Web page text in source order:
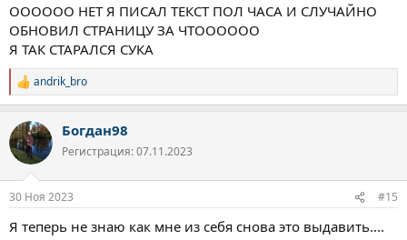
ОООООО НЕТ Я ПИСАЛ ТЕКСТ ПОЛ ЧАСА И СЛУЧАЙНО
ОБНОВИЛ СТРАНИЦУ ЗА ЧТОООООО
Я ТАК СТАРАЛСЯ СУКА
Р
е
к
ц
и
andrik_bro
Богдан98
Регистрация: 07.11.2023
30 Ноя 2023 #15
Я теперь не знаю как мне из себя снова это выдавить....